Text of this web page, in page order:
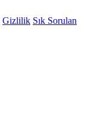
Gizlilik Sık Sorulan